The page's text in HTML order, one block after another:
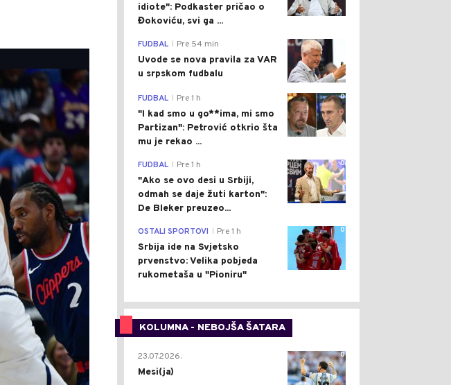
idiote": Podkaster pričao o
Đokoviću, svi ga ...
FUDBAL Pre 54 min
Uvode se nova pravila za VAR
u srpskom fudbalu
0
FUDBAL Pre 1 h
"I kad smo u go**ima, mi smo
Partizan": Petrović otkrio šta
mu je rekao ...
0
FUDBAL Pre 1 h
"Ako se ovo desi u Srbiji,
odmah se daje žuti karton":
De Bleker preuzeo...
0
OSTALI SPORTOVI Pre 1 h
Srbija ide na Svjetsko
prvenstvo: Velika pobjeda
rukometaša u "Pioniru"
KOLUMNA - NEBOJŠA ŠATARA
0
23.07.2026.
Mesi(ja)